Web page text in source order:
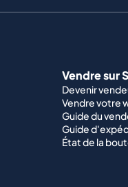
Vendre sur
Devenir
Vendre votre
Guide du
Guide
État de la